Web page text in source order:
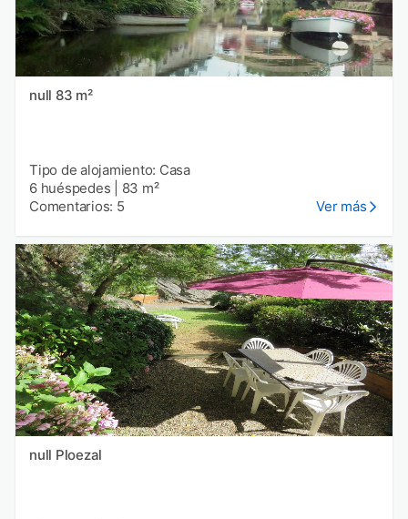
null 83 m²
Tipo de alojamiento: Casa
6 huéspedes
83 m²
Comentarios: 5
Ver más
null Ploezal